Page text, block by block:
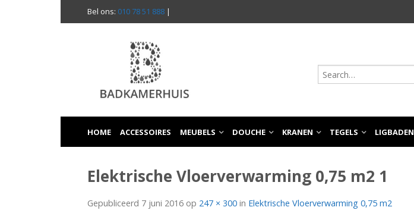
Bel ons: 010 78 51 888 |
HOME ACCESSOIRES MEUBELS DOUCHE KRANEN TEGELS LIGBADEN
Elektrische Vloerverwarming 0,75 m2 1
Gepubliceerd 7 juni 2016 op 247 × 300 in Elektrische Vloerverwarming 0,75 m2